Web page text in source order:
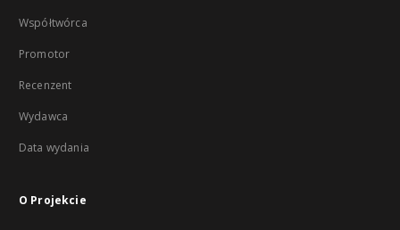
Współtwórca
Promotor
Recenzent
Wydawca
Data wydania
O Projekcie